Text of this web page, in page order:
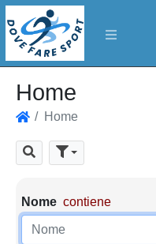
Home
Home
CercaParametri di
Nome contiene